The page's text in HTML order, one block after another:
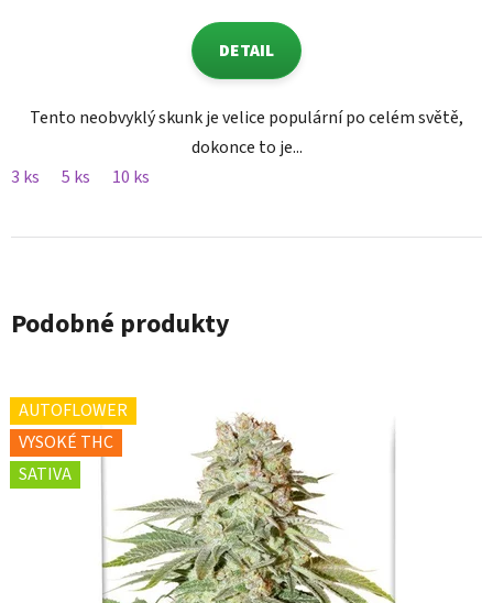
DETAIL
Tento neobvyklý skunk je velice populární po celém světě,
dokonce to je...
3 ks
5 ks 10 ks
Podobné produkty
AUTOFLOWER
VYSOKÉ THC
SATIVA